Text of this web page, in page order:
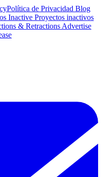
de Privacidad Blog
Inactive Proyectos inactivos
& Retractions Advertise